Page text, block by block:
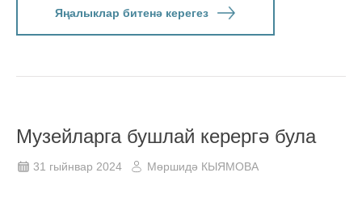
Яңалыклар битенә керегез
Музейларга бушлай керергә була
31 гыйнвар 2024 Мөршидә КЫЯМОВА